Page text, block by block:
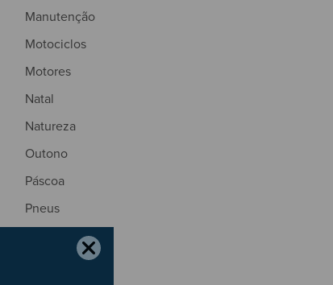
Manutenção
Motociclos
Motores
Natal
Natureza
Outono
Páscoa
Pneus
Portagens
Poupança